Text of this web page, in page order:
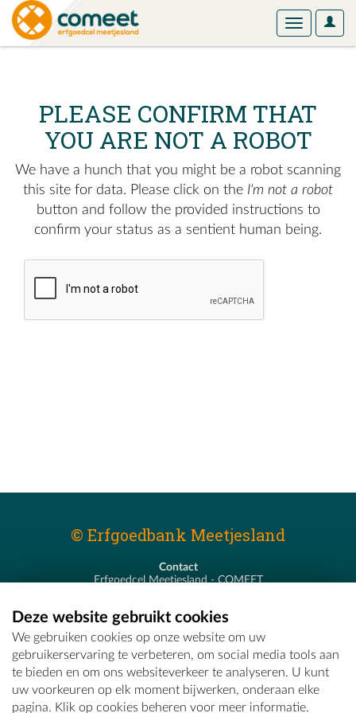
User
Toggle
PLEASE CONFIRM THAT
YOU ARE NOT A ROBOT
We have a hunch that you might be a robot scanning
this site for data. Please click on the I'm not a robot
button and follow the provided instructions to
confirm your status as a sentient human being.
© Erfgoedbank Meetjesland
Contact
Erfgoedcel Meetjesland - COMEET
T - 09 373 75 96
E -erfgoedcel@comeet.be
Deze website gebruikt cookies
We gebruiken cookies op onze website om uw
gebruikerservaring te verbeteren, om social media tools aan
te bieden en om ons websiteverkeer te analyseren. U kunt
uw voorkeuren op elk moment bijwerken, onderaan elke
pagina. Klik op cookies beheren voor meer informatie.